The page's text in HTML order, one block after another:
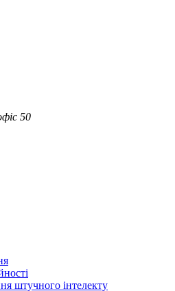
50
штучного інтелекту